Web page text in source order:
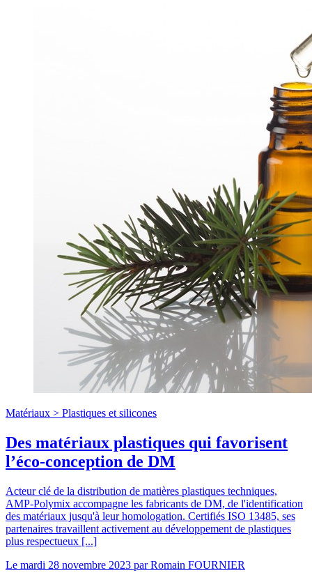
Matériaux > Plastiques et silicones
Des matériaux plastiques qui favorisent
l’éco-conception de DM
Acteur clé de la distribution de matières plastiques techniques,
AMP-Polymix accompagne les fabricants de DM, de l'identification
des matériaux jusqu'à leur homologation. Certifiés ISO 13485, ses
partenaires travaillent activement au développement de plastiques
plus respectueux [...]
Le mardi 28 novembre 2023 parRomain FOURNIER